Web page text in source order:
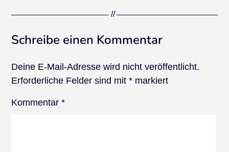
Schreibe einen Kommentar
Deine E-Mail-Adresse wird nicht veröffentlicht.
Erforderliche Felder sind mit* markiert
Kommentar*